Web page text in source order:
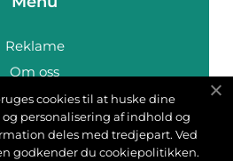
Reklame
Om oss
Cookies
Oss
Sitemap
cookies til at huske dine
personalisering af indhold og
deles med tredjepart. Ved
godkender du cookiepolitikken.